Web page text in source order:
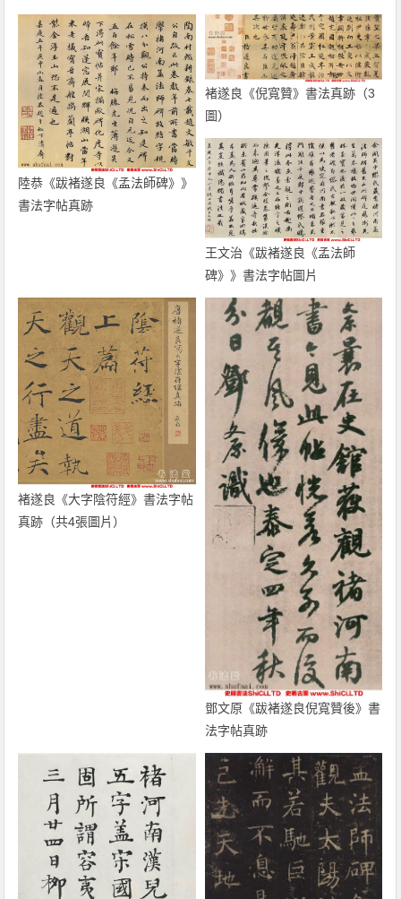
陸恭《跋褚遂良《孟法師碑》》
書法字帖真跡
褚遂良《倪寬贊》書法真跡（3
圖）
王文治《跋褚遂良《孟法師
碑》》書法字帖圖片
褚遂良《大字陰符經》書法字帖
真跡（共4張圖片）
鄧文原《跋褚遂良倪寬贊後》書
法字帖真跡